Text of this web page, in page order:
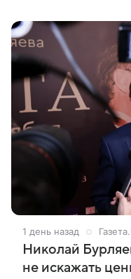
1 день назад
Николай
не искажать